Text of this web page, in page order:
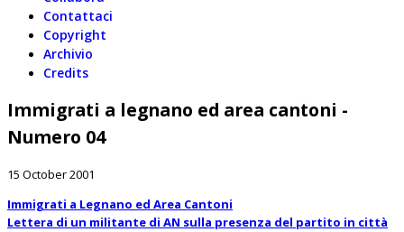
Contattaci
Copyright
Archivio
Credits
Immigrati a legnano ed area cantoni -
Numero 04
15 October 2001
Immigrati a Legnano ed Area Cantoni
Lettera di un militante di AN sulla presenza del partito in città